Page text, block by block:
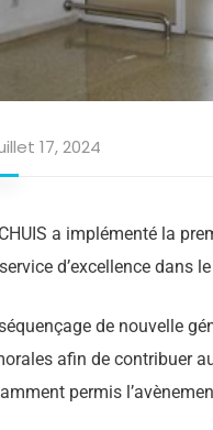
17, 2024
a implémenté la
d’excellence dans
de nouvelle
afin de contribuer
permis